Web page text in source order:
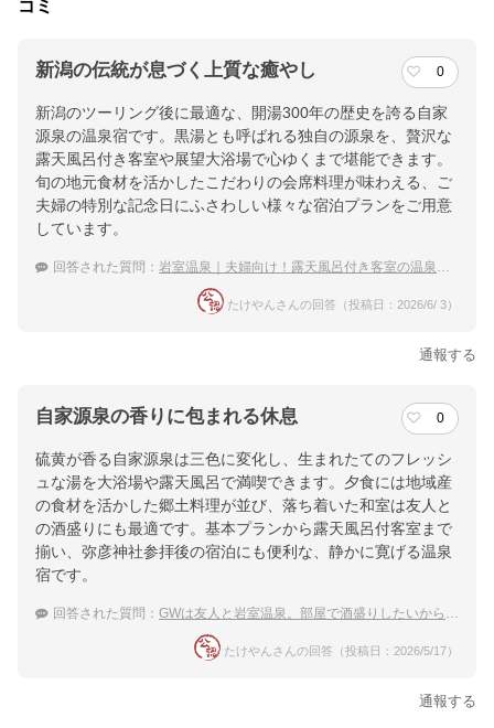
北陸自動車道 巻潟東ＩＣより２０分／ＪＲ越後線 岩室駅より
タクシーで１０分
提供：楽天トラベル
コミ
新潟の伝統が息づく上質な癒やし 0
新潟のツーリング後に最適な、開湯300年の歴史を誇る自家
源泉の温泉宿です。黒湯とも呼ばれる独自の源泉を、贅沢な
露天風呂付き客室や展望大浴場で心ゆくまで堪能できます。
旬の地元食材を活かしたこだわりの会席料理が味わえる、ご
夫婦の特別な記念日にふさわしい様々な宿泊プランをご用意
しています。
回答された質問： 岩室温泉｜夫婦向け！露天風呂付き客室の温泉宿を教えて下さい。
たけやんさんの回答（投稿日：2026/6/ 3）
通報する
自家源泉の香りに包まれる休息 0
硫黄が香る自家源泉は三色に変化し、生まれたてのフレッシ
ュな湯を大浴場や露天風呂で満喫できます。夕食には地域産
の食材を活かした郷土料理が並び、落ち着いた和室は友人と
の酒盛りにも最適です。基本プランから露天風呂付客室まで
揃い、弥彦神社参拝後の宿泊にも便利な、静かに寛げる温泉
宿です。
回答された質問： GWは友人と岩室温泉。部屋で酒盛りしたいから落ち着きのある宿のおすすめは？
たけやんさんの回答（投稿日：2026/5/17）
通報する